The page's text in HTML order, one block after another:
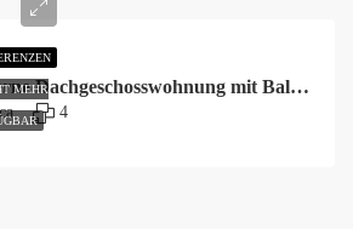
MEHR Großzügige, moderne Dachgeschosswohnung mit Balkon und Wiesenblick
4